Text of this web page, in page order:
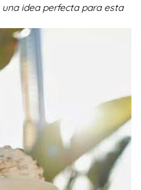
idea perfecta para esta